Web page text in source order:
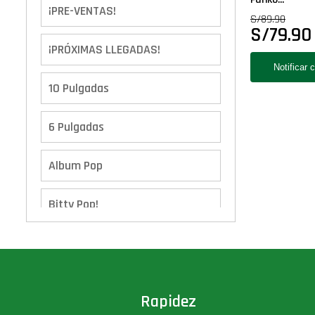
¡PRE-VENTAS!
¡PRÓXIMAS LLEGADAS!
10 Pulgadas
6 Pulgadas
Album Pop
Bitty Pop!
S/89.90
S/79.90
Rapidez